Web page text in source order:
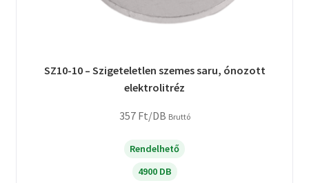
SZ10-10 – Szigeteletlen szemes saru, ónozott
elektrolitréz
357 Ft/DB Bruttó
Rendelhető
4900 DB